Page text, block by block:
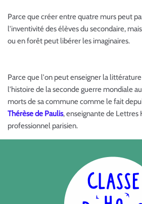
Parce que créer entre quatre murs peut
l'inventivité des élèves du secondaire,
ou en forêt peut libérer les imaginaires.
Parce que l'on peut enseigner la littérature
l'histoire de la seconde guerre mondiale
morts de sa commune comme le fait
Thérèse de Paulis, enseignante de Lettres
professionnel parisien.